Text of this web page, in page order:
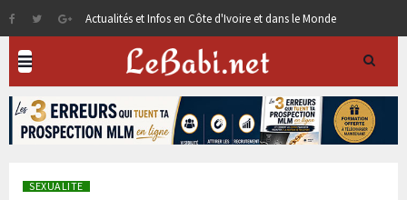
Actualités et Infos en Côte d'Ivoire et dans le Monde
SEXUALITE